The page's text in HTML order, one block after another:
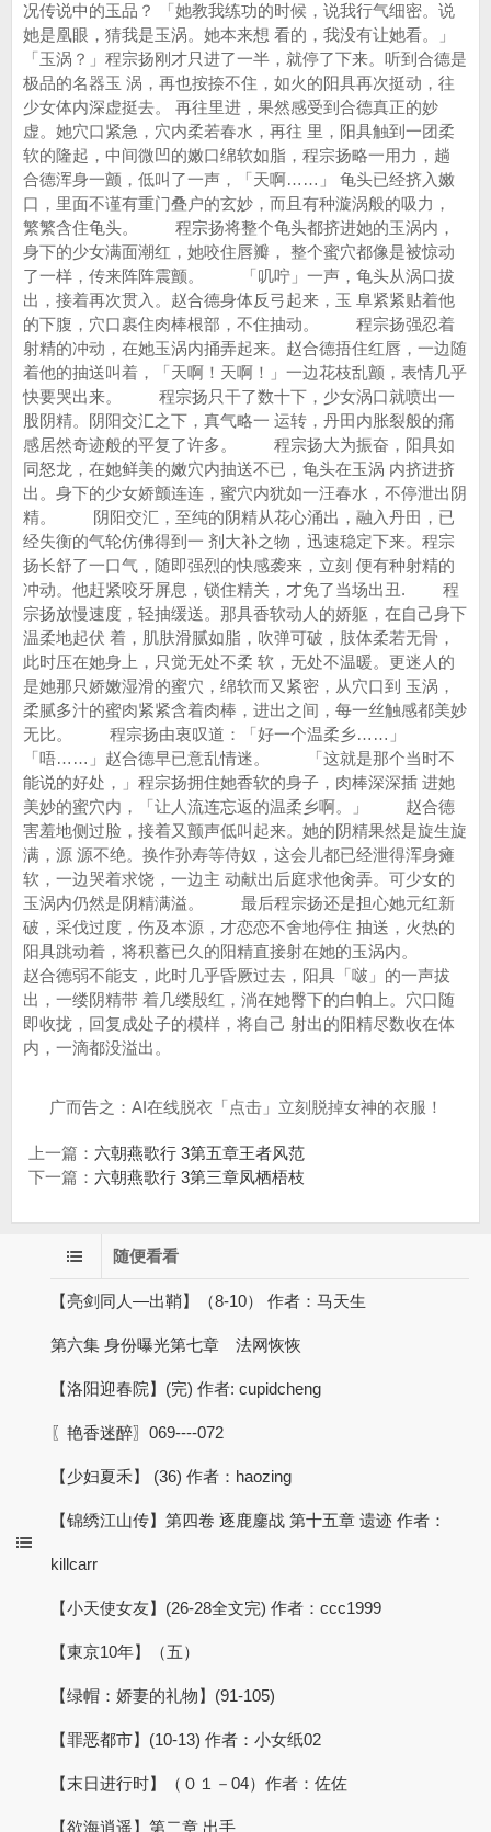
况传说中的玉品？ 「她教我练功的时候，说我行气细密。说
她是凰眼，猜我是玉涡。她本来想 看的，我没有让她看。」
「玉涡？」程宗扬刚才只进了一半，就停了下来。听到合德是
极品的名器玉 涡，再也按捺不住，如火的阳具再次挺动，往
少女体内深虚挺去。 再往里进，果然感受到合德真正的妙
虚。她穴口紧急，穴内柔若春水，再往 里，阳具触到一团柔
软的隆起，中间微凹的嫩口绵软如脂，程宗扬略一用力，趟
合德浑身一颤，低叫了一声，「天啊……」 龟头已经挤入嫩
口，里面不谨有重门叠户的玄妙，而且有种漩涡般的吸力，
繁繁含住龟头。 程宗扬将整个龟头都挤进她的玉涡内，
身下的少女满面潮红，她咬住唇瓣， 整个蜜穴都像是被惊动
了一样，传来阵阵震颤。 「叽咛」一声，龟头从涡口拔
出，接着再次贯入。赵合德身体反弓起来，玉 阜紧紧贴着他
的下腹，穴口裹住肉棒根部，不住抽动。 程宗扬强忍着
射精的冲动，在她玉涡内捅弄起来。赵合德捂住红唇，一边随
着他的抽送叫着，「天啊！天啊！」一边花枝乱颤，表情几乎
快要哭出来。 程宗扬只干了数十下，少女涡口就喷出一
股阴精。阴阳交汇之下，真气略一 运转，丹田内胀裂般的痛
感居然奇迹般的平复了许多。 程宗扬大为振奋，阳具如
同怒龙，在她鲜美的嫩穴内抽送不已，龟头在玉涡 内挤进挤
出。身下的少女娇颤连连，蜜穴内犹如一汪春水，不停泄出阴
精。 阴阳交汇，至纯的阴精从花心涌出，融入丹田，已
经失衡的气轮仿佛得到一 剂大补之物，迅速稳定下来。程宗
扬长舒了一口气，随即强烈的快感袭来，立刻 便有种射精的
冲动。他赶紧咬牙屏息，锁住精关，才免了当场出丑. 程
宗扬放慢速度，轻抽缓送。那具香软动人的娇躯，在自己身下
温柔地起伏 着，肌肤滑腻如脂，吹弹可破，肢体柔若无骨，
此时压在她身上，只觉无处不柔 软，无处不温暖。更迷人的
是她那只娇嫩湿滑的蜜穴，绵软而又紧密，从穴口到 玉涡，
柔腻多汁的蜜肉紧紧含着肉棒，进出之间，每一丝触感都美妙
无比。 程宗扬由衷叹道：「好一个温柔乡……」
「唔……」赵合德早已意乱情迷。 「这就是那个当时不
能说的好处，」程宗扬拥住她香软的身子，肉棒深深插 进她
美妙的蜜穴内，「让人流连忘返的温柔乡啊。」 赵合德
害羞地侧过脸，接着又颤声低叫起来。她的阴精果然是旋生旋
满，源 源不绝。换作孙寿等侍奴，这会儿都已经泄得浑身瘫
软，一边哭着求饶，一边主 动献出后庭求他肏弄。可少女的
玉涡内仍然是阴精满溢。 最后程宗扬还是担心她元红新
破，采伐过度，伤及本源，才恋恋不舍地停住 抽送，火热的
阳具跳动着，将积蓄已久的阳精直接射在她的玉涡内。
赵合德弱不能支，此时几乎昏厥过去，阳具「啵」的一声拔
出，一缕阴精带 着几缕殷红，淌在她臀下的白帕上。穴口随
即收拢，回复成处子的模样，将自己 射出的阳精尽数收在体
内，一滴都没溢出。
广而告之：AI在线脱衣「点击」立刻脱掉女神的衣服！
上一篇： 六朝燕歌行 3第五章王者风范
下一篇： 六朝燕歌行 3第三章凤栖梧枝
随便看看
【亮剑同人—出鞘】（8-10） 作者：马天生
第六集 身份曝光第七章 法网恢恢
【洛阳迎春院】(完) 作者: cupidcheng
〖艳香迷醉〗069----072
【少妇夏禾】 (36) 作者：haozing
【锦绣江山传】第四卷 逐鹿鏖战 第十五章 遗迹 作者：
killcarr
【小天使女友】(26-28全文完) 作者：ccc1999
【東京10年】（五）
【绿帽：娇妻的礼物】(91-105)
【罪恶都市】(10-13) 作者：小女纸02
【末日进行时】（０１－04）作者：佐佐
【欲海逍遥】第二章 出手